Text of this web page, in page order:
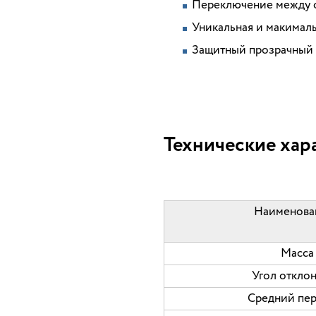
Переключение между
Уникальная и
Защитный прозрачный
Технические
Масса
Угол
Средний